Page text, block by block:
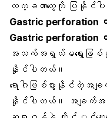
လက္ခဏာတွေကို ပြနိုင်ပ
Gastric perforation
Gastric perforation
အသက်အရွယ်မရွေးဖြစ်
နိုင်ပါတယ်။
ရောဂါဖြစ်ပွားနိုင်တဲ့အခ
နိုင်ပါတယ်။ အချက်